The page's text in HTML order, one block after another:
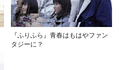
『ふりふら』青春はもはやファン
タジーに？